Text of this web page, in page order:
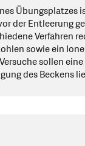
Übungsplatzes
der Entleerung
Verfahren
sowie ein
sollen
des Beckens